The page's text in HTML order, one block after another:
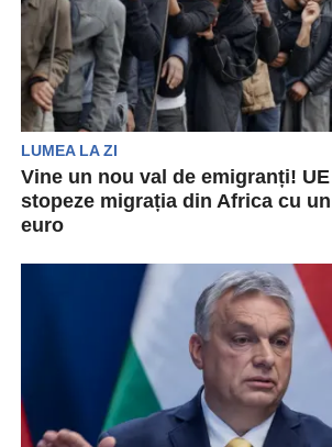
LUMEA LA ZI
Vine un nou val de emigranți!
stopeze migrația din Africa cu
euro
putea împrumuta Tunisia cu